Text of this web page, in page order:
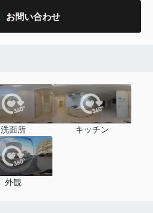
お問い合わせ
洗面所 キッチン
外観